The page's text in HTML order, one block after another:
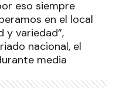
eso siempre
en el local
y variedad”,
nacional, el
media